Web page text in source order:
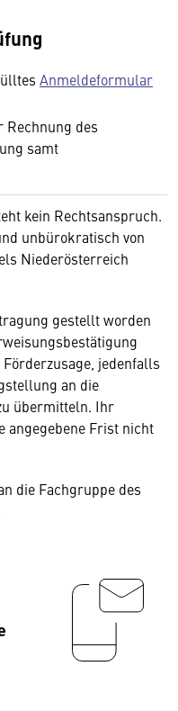
Anmeldeformular
Rechnung des
samt
kein Rechtsanspruch.
unbürokratisch von
Niederösterreich
gestellt worden
jedenfalls
an die
übermitteln. Ihr
angegebene Frist nicht
die Fachgruppe des